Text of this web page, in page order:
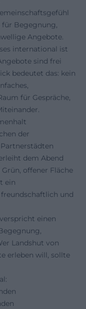
für Begegnung,
Angebote.
international ist
sind frei
bedeutet das: kein
für Gespräche,
der
dem Abend
offener Fläche
ein
und
einen
Landshut von
erleben will, sollte